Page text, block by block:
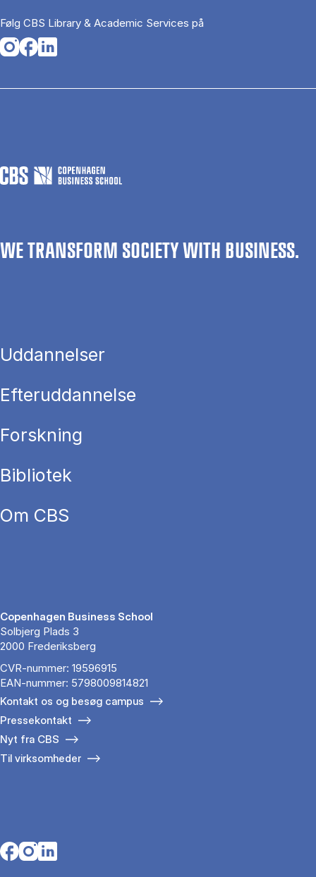
Følg CBS Library & Academic Services på
Opens in a new tab
Opens in a new tab
Opens in a new tab
WE TRANSFORM SOCIETY WITH BUSINESS.
Uddannelser
Efteruddannelse
Forskning
Bibliotek
Om CBS
Copenhagen Business School
Solbjerg Plads 3
2000 Frederiksberg
CVR-nummer: 19596915
EAN-nummer: 5798009814821
Kontakt os og besøg campus
Pressekontakt
Nyt fra CBS
Til virksomheder
Opens in a new tab
Opens in a new tab
Opens in a new tab